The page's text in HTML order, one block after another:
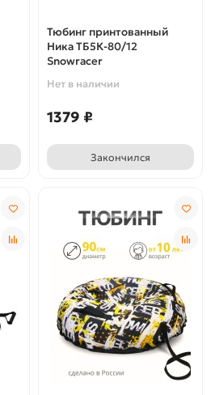
Тюбинг принтованный
Ника ТБ5К-80/12
Snowracer
Нет в наличии
1379 ₽
Закончился